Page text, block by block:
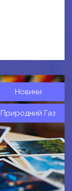
Новини
Природний Газ